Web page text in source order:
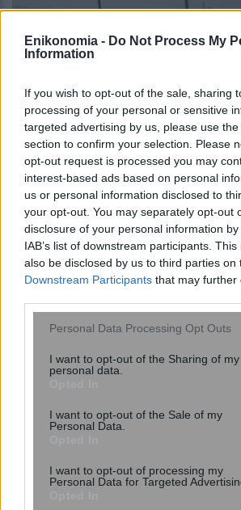
Enikonomia - Do Not Process My
Information
If you wish to opt-out of the sale, sharing
processing of your personal or sensitive
targeted advertising by us, please use
section to confirm your selection. Please
opt-out request is processed you may
interest-based ads based on personal
us or personal information disclosed to
your opt-out. You may separately opt-out
disclosure of your personal information
IAB’s list of downstream participants.
also be disclosed by us to third parties on
Downstream Participants that may further
Please note that this website/app uses
not limited to your visit or usage
grant or deny consent to Google and its
consent section.
Personal Data Processing Opt Outs
I want to opt-out of the Sharing of my
personal data.
I want to opt-out of the Sale of my
Personal Data.
I want to opt-out of processing my
Personal Data for Targeted
Αργολίδα: Κρατούσαν με τη
αλλοδαπούς για να
χωράφια